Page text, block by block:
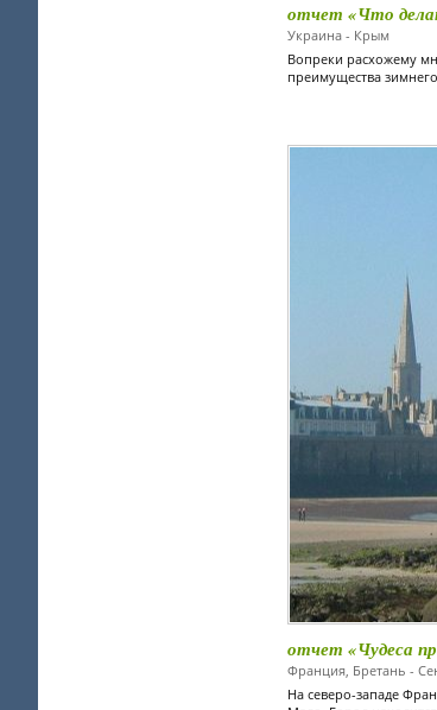
отчет «Что
Украина - Крым
Вопреки расхожему
преимущества
отчет «Чудеса
Франция, Бретань -
На северо-западе